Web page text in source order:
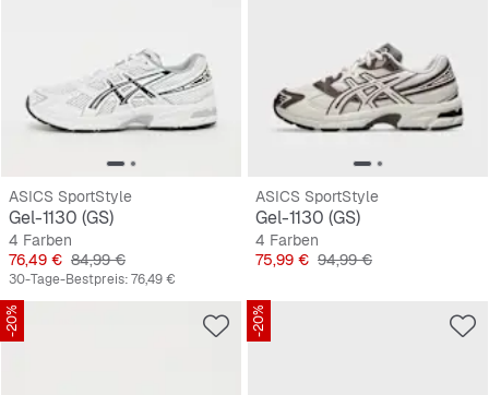
ASICS SportStyle
Gel-1130 (GS)
4 Farben
Preis
76,49 € Originalpreis
84,99 €
30-Tage-Bestpreis:76,49 €
ASICS SportStyle
Gel-1130 (GS)
4 Farben
Preis
75,99 € Originalpreis
94,99 €
-20% -20%